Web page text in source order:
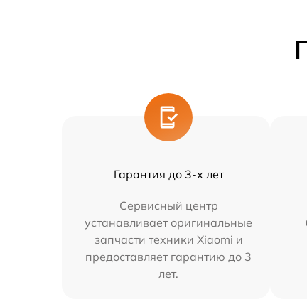
Гарантия до 3-х лет
Сервисный центр
устанавливает оригинальные
запчасти техники Xiaomi и
предоставляет гарантию до 3
лет.